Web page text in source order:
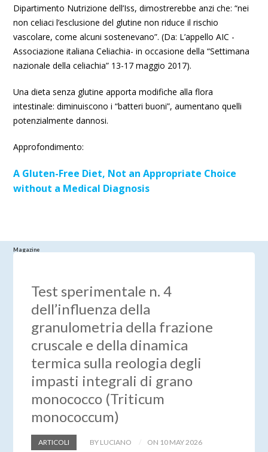
Dipartimento Nutrizione dell’Iss, dimostrerebbe anzi che: “nei
non celiaci l’esclusione del glutine non riduce il rischio
vascolare, come alcuni sostenevano”. (Da: L’appello AIC -
Associazione italiana Celiachia- in occasione della “Settimana
nazionale della celiachia” 13-17 maggio 2017).
Una dieta senza glutine apporta modifiche alla flora
intestinale: diminuiscono i “batteri buoni”, aumentano quelli
potenzialmente dannosi.
Approfondimento:
A Gluten-Free Diet, Not an Appropriate Choice
without a Medical Diagnosis
Magazine
Test sperimentale n. 4
dell’influenza della
granulometria della frazione
cruscale e della dinamica
termica sulla reologia degli
impasti integrali di grano
monococco (Triticum
monococcum)
ARTICOLI BY LUCIANO ON 10 MAY 2026